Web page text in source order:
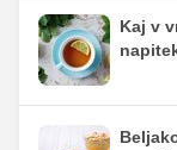
Kaj v